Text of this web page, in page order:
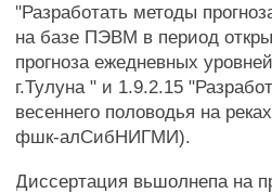
"Разработать методы
на базе ПЭВМ в период
прогноза ежедневных
г.Тулуна " и 1.9.2.15
весеннего половодья на
фшк-алСибНИГМИ).
Диссертация вьшолнепа на